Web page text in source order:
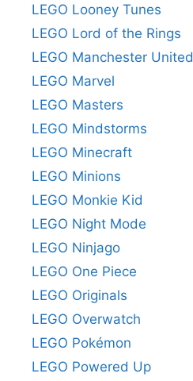
LEGO Looney Tunes
LEGO Lord of the Rings
LEGO Manchester United
LEGO Marvel
LEGO Masters
LEGO Mindstorms
LEGO Minecraft
LEGO Minions
LEGO Monkie Kid
LEGO Night Mode
LEGO Ninjago
LEGO One Piece
LEGO Originals
LEGO Overwatch
LEGO Pokémon
LEGO Powered Up